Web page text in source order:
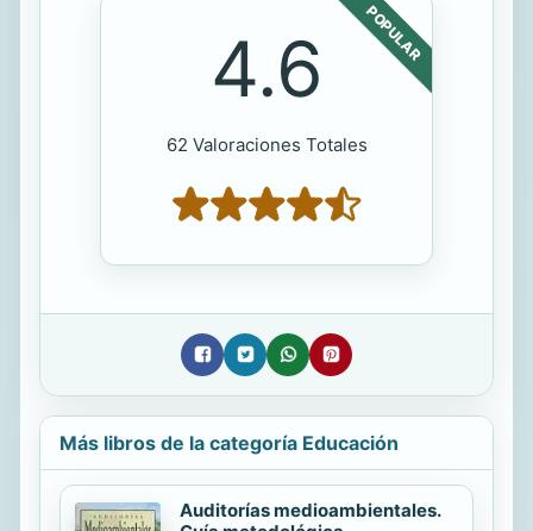
POPULAR
4.6
62 Valoraciones Totales
Más libros de la categoría Educación
Auditorías medioambientales.